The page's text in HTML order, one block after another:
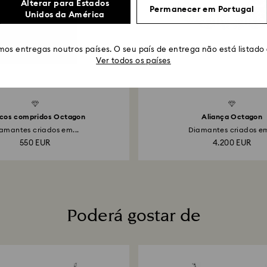
compridos Octagon
criados em...
550 EUR
Aliança Octagon
Diamantes criados
4.200 EUR
Poderá gostar de
Alterar para Estados
Unidos da América
Permanecer em Portugal
entregas noutros países. O seu país de entrega não está listado
Ver todos os países